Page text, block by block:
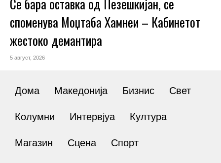
Се бара оставка од Пезешкијан, се
споменува Моџтаба Хамнеи – Кабинетот
жестоко демантира
5 август, 2026
Дома Македонија Бизнис Свет
Колумни Интервјуа Култура
Магазин Сцена Спорт